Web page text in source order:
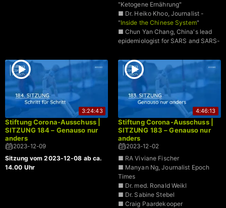
"Ketogene Ernährung"
■ Dr. Heiko Khoo, Journalist -
"Inside the Chinese System"
■ Chun Yan Chang, China's lead
epidemiologist for SARS and SARS-
3:24:43
Stiftung Corona-Ausschuss |
SITZUNG 184 – Genauso nur
anders
2023-12-09
Sitzung vom 2023-12-08 ab ca.
14.00 Uhr
4:46:13
Stiftung Corona-Ausschuss |
SITZUNG 183 – Genauso nur
anders
2023-12-02
■ RA Viviane Fischer
■ Manyan Ng, Journalist Epoch
Times
■ Dr. med. Ronald Weikl
■ Dr. Sabine Stebel
■ Craig Paardekooper